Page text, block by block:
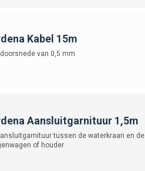
Kabel 15m
van 0,5 mm
Aansluitgarnituur 1,5m
tussen de waterkraan en de
of houder